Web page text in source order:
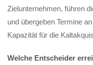
Zielunternehmen, führen
und übergeben Termine
Kapazität für die
Welche Entscheider